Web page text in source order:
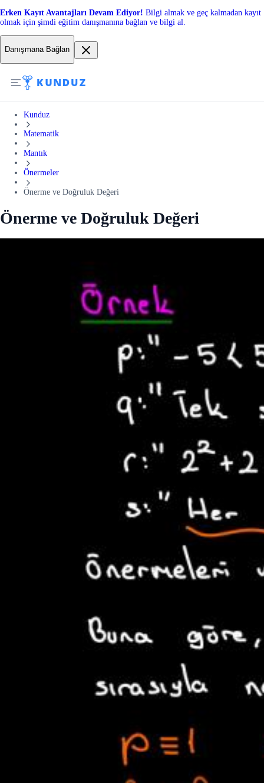
Erken Kayıt Avantajları Devam Ediyor! Bilgi almak ve geç kalmadan kayıt
olmak için şimdi eğitim danışmanına bağlan ve bilgi al.
Danışmana Bağlan
Kunduz
Matematik
Mantık
Önermeler
Önerme ve Doğruluk Değeri
Önerme ve Doğruluk Değeri